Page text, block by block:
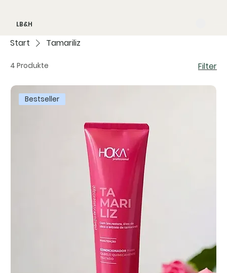
LB&H
Start Tamariliz
4 Produkte Filter
Bestseller